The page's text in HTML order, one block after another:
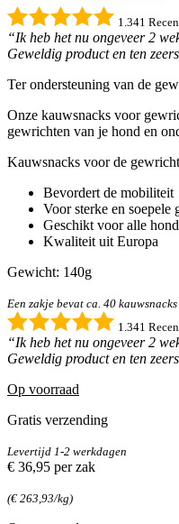
1.341
“Ik heb het nu ongeveer 2
Geweldig product en ten
Ter ondersteuning van de
Onze kauwsnacks voor
gewrichten van je hond en
Kauwsnacks voor de
Bevordert de mobiliteit
Voor sterke en soepele
Geschikt voor alle
Kwaliteit uit Europa
Gewicht: 140g
Een zakje bevat ca. 40 kauwsnacks
1.341
“Ik heb het nu ongeveer 2
Geweldig product en ten
Op voorraad
Gratis verzending
Levertijd 1-2 werkdagen
€ 36,95 per zak
(€ 263,93/kg)